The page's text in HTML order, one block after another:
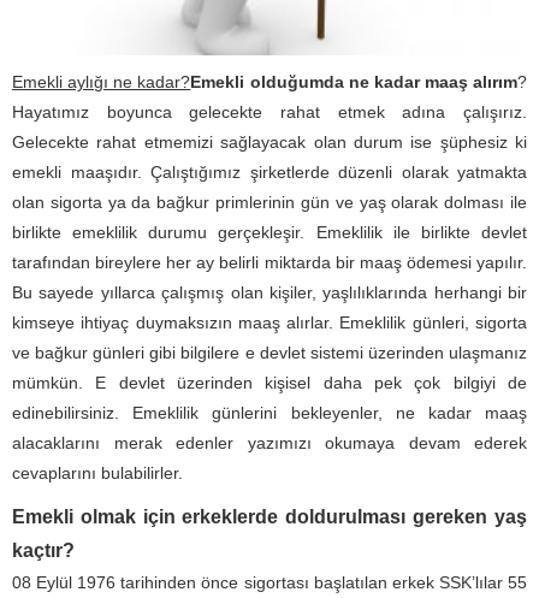
Emekli aylığı ne kadar?Emekli olduğumda ne kadar maaş alırım?
Hayatımız boyunca gelecekte rahat etmek adına çalışırız.
Gelecekte rahat etmemizi sağlayacak olan durum ise şüphesiz ki
emekli maaşıdır. Çalıştığımız şirketlerde düzenli olarak yatmakta
olan sigorta ya da bağkur primlerinin gün ve yaş olarak dolması ile
birlikte emeklilik durumu gerçekleşir. Emeklilik ile birlikte devlet
tarafından bireylere her ay belirli miktarda bir maaş ödemesi yapılır.
Bu sayede yıllarca çalışmış olan kişiler, yaşlılıklarında herhangi bir
kimseye ihtiyaç duymaksızın maaş alırlar. Emeklilik günleri, sigorta
ve bağkur günleri gibi bilgilere e devlet sistemi üzerinden ulaşmanız
mümkün. E devlet üzerinden kişisel daha pek çok bilgiyi de
edinebilirsiniz. Emeklilik günlerini bekleyenler, ne kadar maaş
alacaklarını merak edenler yazımızı okumaya devam ederek
cevaplarını bulabilirler.
Emekli olmak için erkeklerde doldurulması gereken yaş
kaçtır?
08 Eylül 1976 tarihinden önce sigortası başlatılan erkek SSK’lılar 55